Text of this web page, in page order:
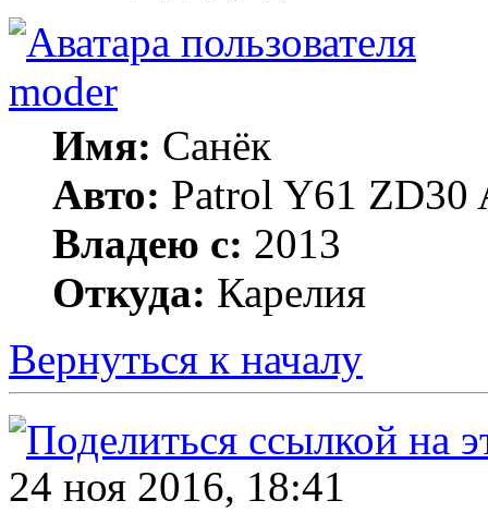
moder
Имя: Санёк
Авто: Patrol Y61 ZD30
Владею с: 2013
Откуда: Карелия
Вернуться к началу
24 ноя 2016, 18:41